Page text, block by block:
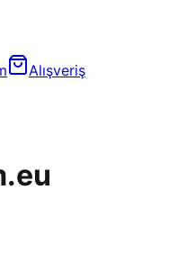
Alışveriş